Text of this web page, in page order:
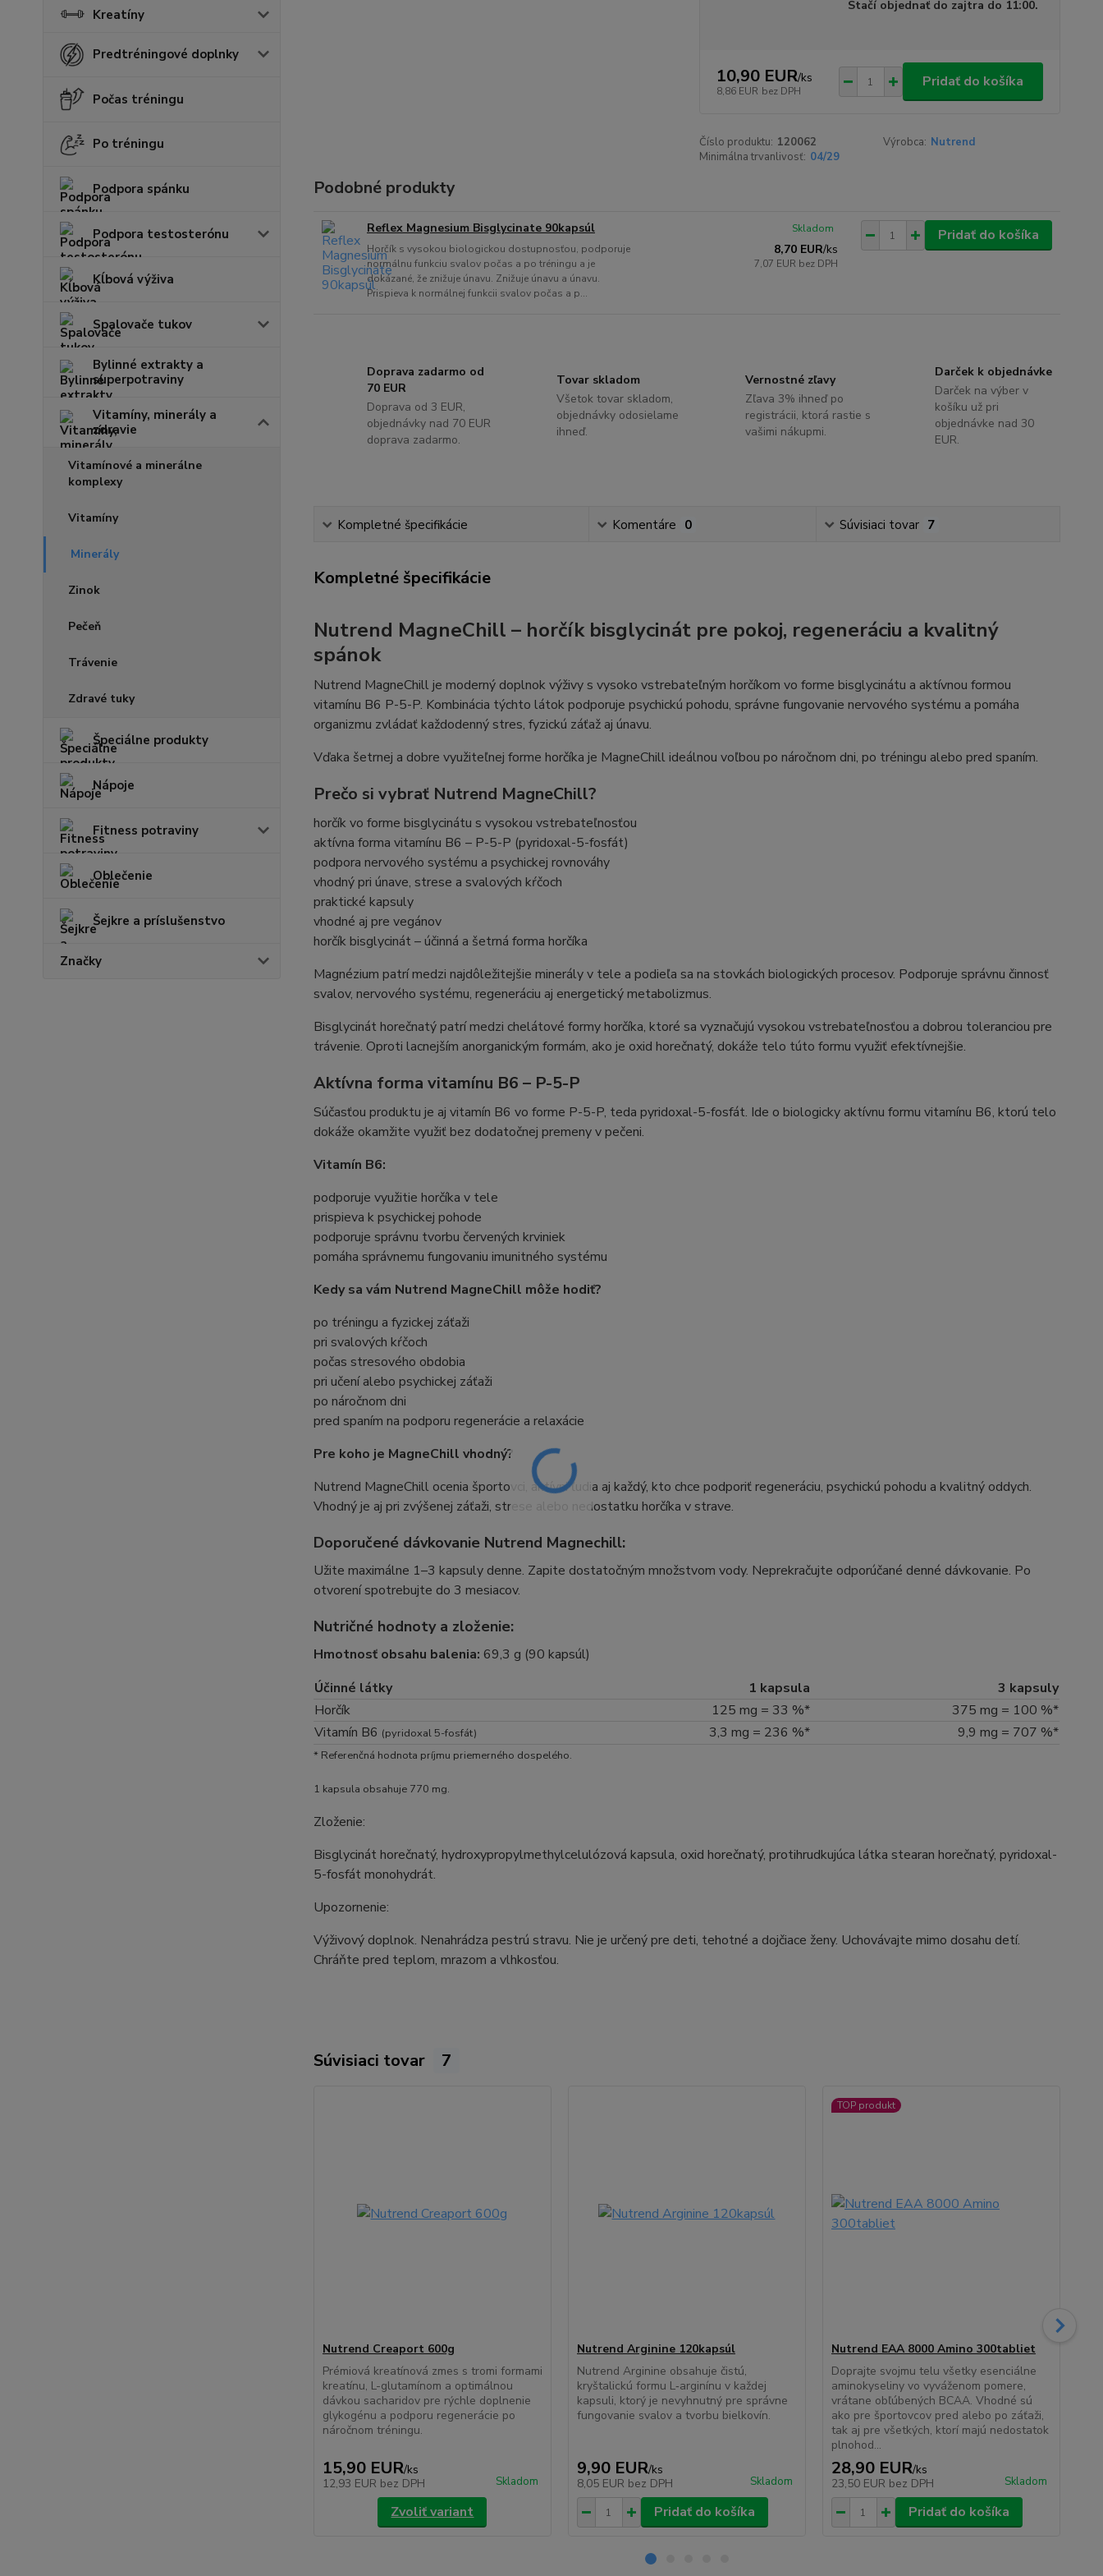
Kreatíny
Predtréningové doplnky
Počas tréningu
Po tréningu
Podpora spánku
Podpora testosterónu
Kĺbová výživa
Spalovače tukov
Bylinné extrakty a
superpotraviny
Vitamíny, minerály a
zdravie
Vitamínové a minerálne
komplexy
Vitamíny
Minerály
Zinok
Pečeň
Trávenie
Zdravé tuky
Špeciálne produkty
Nápoje
Fitness potraviny
Oblečenie
Šejkre a príslušenstvo
Značky
Stačí objednať do zajtra do 11:00.
10,90 EUR/ks
8,86 EUR bez DPH
Pridať do košíka
Číslo produktu: 120062 Výrobca: Nutrend
Minimálna trvanlivosť: 04/29
Podobné produkty
Reflex Magnesium Bisglycinate 90kapsúl
Horčík s vysokou biologickou dostupnosťou, podporuje
normálnu funkciu svalov počas a po tréningu a je
dokázané, že znižuje únavu. Znižuje únavu a únavu.
Prispieva k normálnej funkcii svalov počas a p...
8,70 EUR/ks
7,07 EUR bez DPH
Skladom Pridať do košíka
Doprava zadarmo od
70 EUR
Doprava od 3 EUR,
objednávky nad 70 EUR
doprava zadarmo.
Tovar skladom
Všetok tovar skladom,
objednávky odosielame
ihneď.
Vernostné zľavy
Zľava 3% ihneď po
registrácii, ktorá rastie s
vašimi nákupmi.
Darček k objednávke
Darček na výber v
košíku už pri
objednávke nad 30
EUR.
Kompletné špecifikácie Komentáre 0 Súvisiaci tovar 7
Kompletné špecifikácie
Nutrend MagneChill – horčík bisglycinát pre pokoj, regeneráciu a kvalitný
spánok
Nutrend MagneChill je moderný doplnok výživy s vysoko vstrebateľným horčíkom vo forme bisglycinátu a aktívnou formou
vitamínu B6 P-5-P. Kombinácia týchto látok podporuje psychickú pohodu, správne fungovanie nervového systému a pomáha
organizmu zvládať každodenný stres, fyzickú záťaž aj únavu.
Vďaka šetrnej a dobre využiteľnej forme horčíka je MagneChill ideálnou voľbou po náročnom dni, po tréningu alebo pred spaním.
Prečo si vybrať Nutrend MagneChill?
horčík vo forme bisglycinátu s vysokou vstrebateľnosťou
aktívna forma vitamínu B6 – P-5-P (pyridoxal-5-fosfát)
podpora nervového systému a psychickej rovnováhy
vhodný pri únave, strese a svalových kŕčoch
praktické kapsuly
vhodné aj pre vegánov
horčík bisglycinát – účinná a šetrná forma horčíka
Magnézium patrí medzi najdôležitejšie minerály v tele a podieľa sa na stovkách biologických procesov. Podporuje správnu činnosť
svalov, nervového systému, regeneráciu aj energetický metabolizmus.
Bisglycinát horečnatý patrí medzi chelátové formy horčíka, ktoré sa vyznačujú vysokou vstrebateľnosťou a dobrou toleranciou pre
trávenie. Oproti lacnejším anorganickým formám, ako je oxid horečnatý, dokáže telo túto formu využiť efektívnejšie.
Aktívna forma vitamínu B6 – P-5-P
Súčasťou produktu je aj vitamín B6 vo forme P-5-P, teda pyridoxal-5-fosfát. Ide o biologicky aktívnu formu vitamínu B6, ktorú telo
dokáže okamžite využiť bez dodatočnej premeny v pečeni.
Vitamín B6:
podporuje využitie horčíka v tele
prispieva k psychickej pohode
podporuje správnu tvorbu červených krviniek
pomáha správnemu fungovaniu imunitného systému
Kedy sa vám Nutrend MagneChill môže hodiť?
po tréningu a fyzickej záťaži
pri svalových kŕčoch
počas stresového obdobia
pri učení alebo psychickej záťaži
po náročnom dni
pred spaním na podporu regenerácie a relaxácie
Pre koho je MagneChill vhodný?
Nutrend MagneChill ocenia športovci, aktívni ľudia aj každý, kto chce podporiť regeneráciu, psychickú pohodu a kvalitný oddych.
Vhodný je aj pri zvýšenej záťaži, strese alebo nedostatku horčíka v strave.
Doporučené dávkovanie Nutrend Magnechill:
Užite maximálne 1–3 kapsuly denne. Zapite dostatočným množstvom vody. Neprekračujte odporúčané denné dávkovanie. Po
otvorení spotrebujte do 3 mesiacov.
Nutričné hodnoty a zloženie:
Hmotnosť obsahu balenia: 69,3 g (90 kapsúl)
Účinné látky
1 kapsula
3 kapsuly
Horčík
125 mg = 33 %*
375 mg = 100 %*
Vitamín B6 (pyridoxal 5-fosfát) 3,3 mg = 236 %* 9,9 mg = 707 %*
* Referenčná hodnota príjmu priemerného dospelého.
1 kapsula obsahuje 770 mg.
Zloženie:
Bisglycinát horečnatý, hydroxypropylmethylcelulózová kapsula, oxid horečnatý, protihrudkujúca látka stearan horečnatý, pyridoxal-
5-fosfát monohydrát.
Upozornenie:
Výživový doplnok. Nenahrádza pestrú stravu. Nie je určený pre deti, tehotné a dojčiace ženy. Uchovávajte mimo dosahu detí.
Chráňte pred teplom, mrazom a vlhkosťou.
Súvisiaci tovar 7
Nutrend Creaport 600g
Prémiová kreatínová zmes s tromi formami
kreatínu, L-glutamínom a optimálnou
dávkou sacharidov pre rýchle doplnenie
glykogénu a podporu regenerácie po
náročnom tréningu.
15,90 EUR/ks
12,93 EUR bez DPH Skladom
Zvoliť variant
Nutrend Arginine 120kapsúl
Nutrend Arginine obsahuje čistú,
kryštalickú formu L‑arginínu v každej
kapsuli, ktorý je nevyhnutný pre správne
fungovanie svalov a tvorbu bielkovín.
9,90 EUR/ks
8,05 EUR bez DPH Skladom
Pridať do košíka
TOP produkt
Nutrend EAA 8000 Amino 300tabliet
Doprajte svojmu telu všetky esenciálne
aminokyseliny vo vyváženom pomere,
vrátane obľúbených BCAA. Vhodné sú
ako pre športovcov pred alebo po záťaži,
tak aj pre všetkých, ktorí majú nedostatok
plnohod...
28,90 EUR/ks
23,50 EUR bez DPH Skladom
Pridať do košíka